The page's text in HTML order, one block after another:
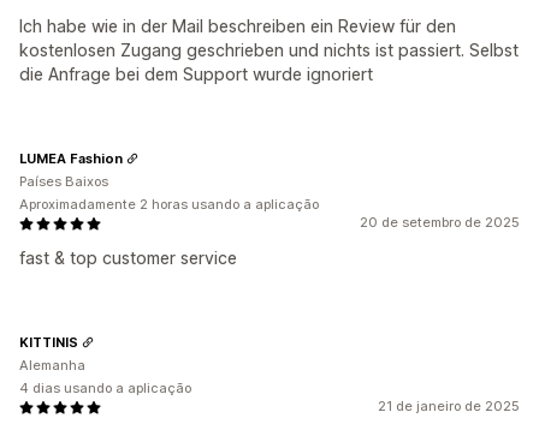
Ich habe wie in der Mail beschreiben ein Review für den
kostenlosen Zugang geschrieben und nichts ist passiert. Selbst
die Anfrage bei dem Support wurde ignoriert
20 de setembro de 2025
fast & top customer service
LUMEA Fashion
Países Baixos
Aproximadamente 2 horas usando a aplicação
21 de janeiro de 2025
KITTINIS
Alemanha
4 dias usando a aplicação